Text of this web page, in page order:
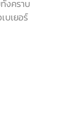
งคราบ
บเยอร์